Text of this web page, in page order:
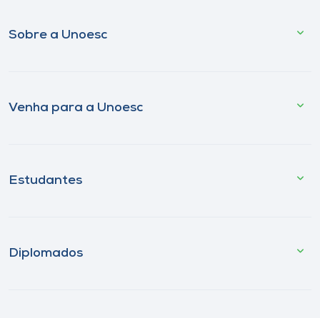
Sobre a Unoesc
Venha para a Unoesc
Estudantes
Diplomados